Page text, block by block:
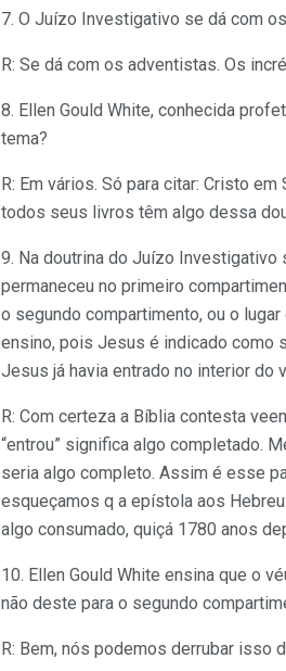
7. O Juízo Investigativo se dá com
R: Se dá com os adventistas. Os
8. Ellen Gould White, conhecida
tema?
R: Em vários. Só para citar: Cristo
todos seus livros têm algo dessa
9. Na doutrina do Juízo
permaneceu no primeiro
o segundo compartimento, ou o
ensino, pois Jesus é indicado como
Jesus já havia entrado no interior do
R: Com certeza a Bíblia contesta
“entrou” significa algo completado.
seria algo completo. Assim é esse
esqueçamos q a epístola aos
algo consumado, quiçá 1780 anos
10. Ellen Gould White ensina que o
não deste para o segundo
R: Bem, nós podemos derrubar isso